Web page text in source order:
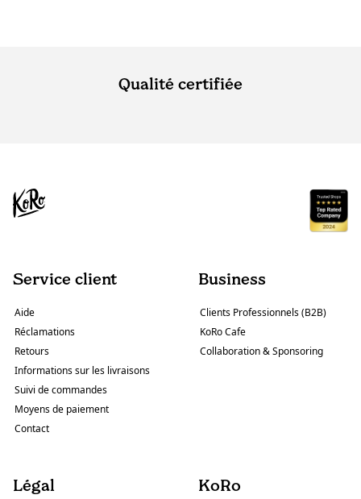
Qualité certifiée
Service client
Aide
Réclamations
Retours
Informations sur les livraisons
Suivi de commandes
Moyens de paiement
Contact
Business
Clients Professionnels (B2B)
KoRo Cafe
Collaboration & Sponsoring
Légal KoRo